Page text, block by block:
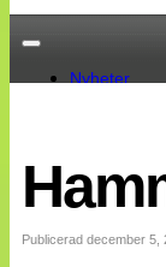
Nyheter
EM
Publicerad december 5,